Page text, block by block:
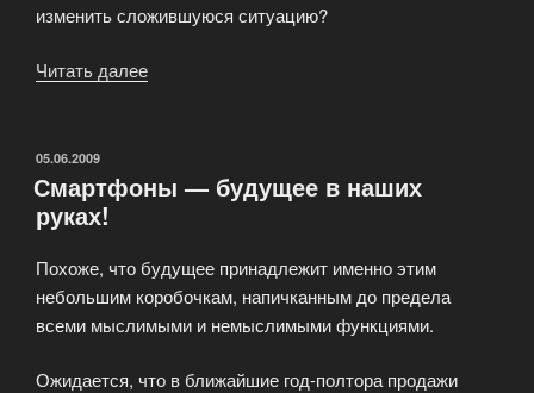
изменить сложившуюся ситуацию?
Читать далее
бьет
ОПУБЛИКОВАНО
05.06.2009
Смартфоны — будущее в наших
руках!
Похоже, что будущее принадлежит именно этим
небольшим коробочкам, напичканным до предела
всеми мыслимыми и немыслимыми функциями.
Ожидается, что в ближайшие год-полтора продажи